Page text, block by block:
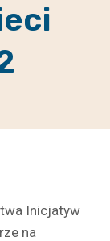
Inicjatyw
na